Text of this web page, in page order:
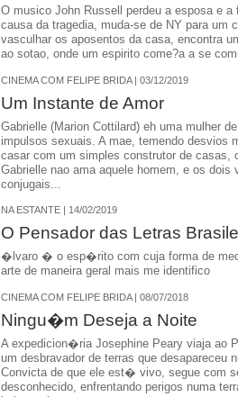
O musico John Russell perdeu a esposa e
causa da tragedia, muda-se de NY para um
vasculhar os aposentos da casa, encontra
ao sotao, onde um espirito come?a a se
CINEMA COM FELIPE BRIDA | 03/12/2019
Um Instante de Amor
Gabrielle (Marion Cottilard) eh uma mulher
impulsos sexuais. A mae, temendo desvios
casar com um simples construtor de casas,
Gabrielle nao ama aquele homem, e os
conjugais...
NA ESTANTE | 14/02/2019
O Pensador das Letras
�lvaro � o esp�rito com cuja forma de
arte de maneira geral mais me identifico
CINEMA COM FELIPE BRIDA | 08/07/2018
Ningu�m Deseja a Noite
A expedicion�ria Josephine Peary viaja ao
um desbravador de terras que desapareceu
Convicta de que ele est� vivo, segue com
desconhecido, enfrentando perigos numa